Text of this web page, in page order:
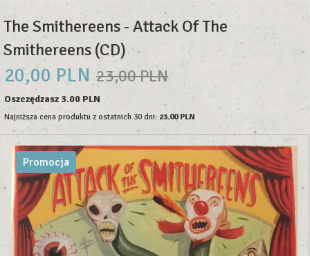
The Smithereens - Attack Of The
Smithereens (CD)
20,00 PLN 23,00 PLN
Oszczędzasz 3.00 PLN
Najniższa cena produktu z ostatnich 30 dni: 23.00 PLN
Promocja